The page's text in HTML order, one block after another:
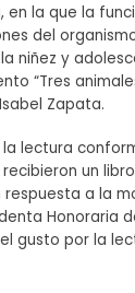
en la que la
del
niñez y
“Tres
Zapata.
la lectura
un
a la
Honoraria
gusto por la